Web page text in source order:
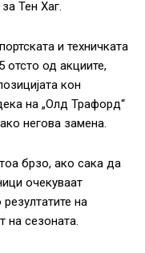
Тен Хаг.
и техничката
отсто од акциите,
кон
на „Олд Трафорд“
негова замена.
брзо, ако сака да
очекуваат
на
на сезоната.